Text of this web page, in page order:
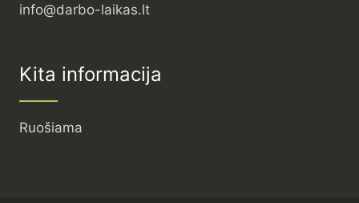
info@darbo-laikas.lt
Kita informacija
Ruošiama